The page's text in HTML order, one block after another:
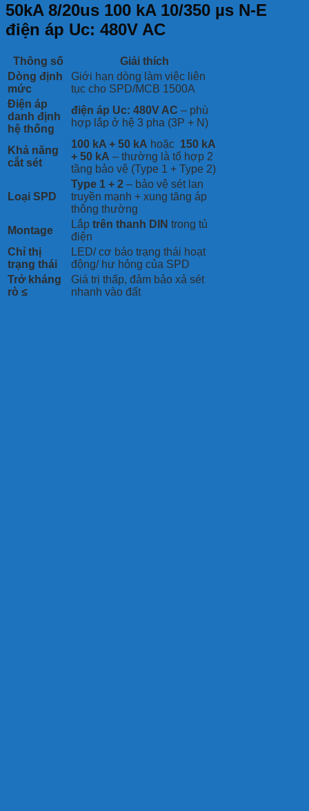
50kA 8/20us 100 kA 10/350 µs N-E
điện áp Uc: 480V AC
Thông số
Giải thích
Dòng định
mức
Giới hạn dòng làm việc liên
tục cho SPD/MCB 1500A
Điện áp
danh định
hệ thống
điện áp Uc: 480V AC – phù
hợp lắp ở hệ 3 pha (3P + N)
Khả năng
cắt sét
100 kA + 50 kA hoặc 150 kA
+ 50 kA – thường là tổ hợp 2
tầng bảo vệ (Type 1 + Type 2)
Loại SPD
Type 1 + 2 – bảo vệ sét lan
truyền mạnh + xung tăng áp
thông thường
Montage
Lắp trên thanh DIN trong tủ
điện
Chỉ thị
trạng thái
LED/ cơ báo trạng thái hoạt
động/ hư hỏng của SPD
Trở kháng
rò ≤
Giá trị thấp, đảm bảo xả sét
nhanh vào đất